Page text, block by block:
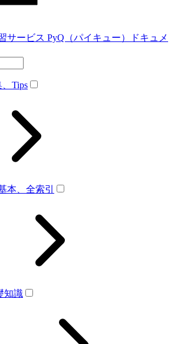
サービス PyQ（パイキュー）ドキュメ
Tips
本、全索引
知識